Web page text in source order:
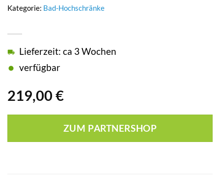
219,00 €
Lieferzeit: ca 3 Wochen
verfügbar
ZUM PARTNERSHOP
Kategorie: Bad-Hochschränke